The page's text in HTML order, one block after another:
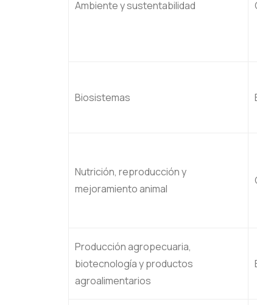
Ambiente y sustentabilidad
Biosistemas
Nutrición, reproducción y
mejoramiento animal
Producción agropecuaria,
biotecnología y productos
agroalimentarios